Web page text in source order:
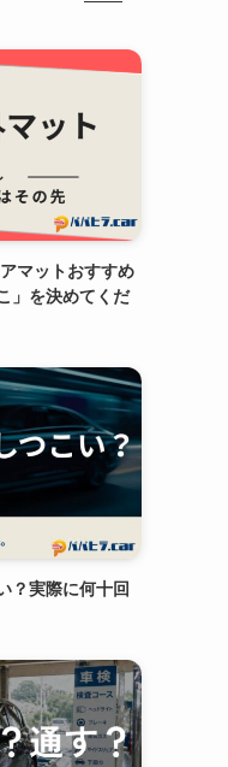
マットおすすめ
」を決めてくだ
？実際に何十回